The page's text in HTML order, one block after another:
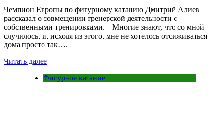
Чемпион Европы по фигурному катанию Дмитрий Алиев
рассказал о совмещении тренерской деятельности с
собственными тренировками. – Многие знают, что со мной
случилось, и, исходя из этого, мне не хотелось отсиживаться
дома просто так….
Читать далее
Фигурное катание